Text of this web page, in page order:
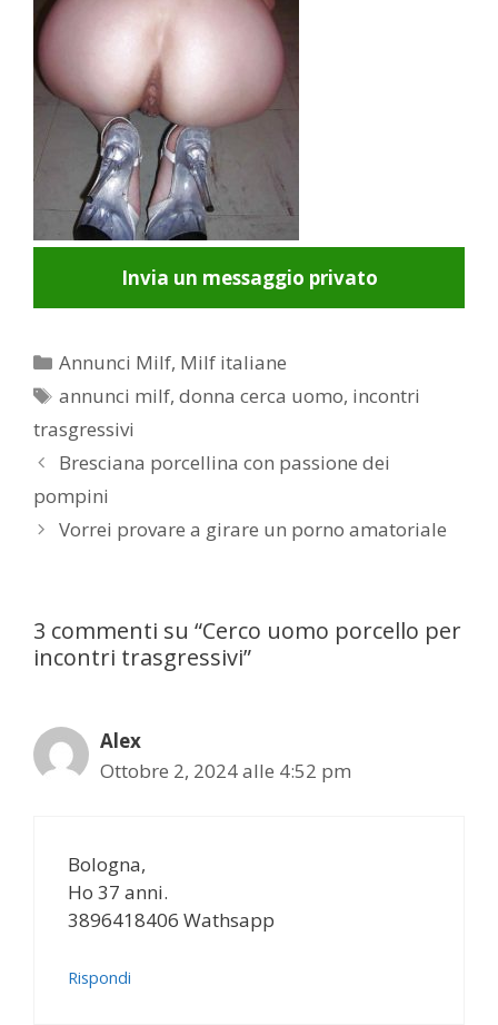
Invia un messaggio privato
Categorie
Annunci Milf, Milf italiane
Tag
annunci milf,donna cerca uomo, incontri
trasgressivi
Post
navigation
Bresciana porcellina con passione dei
pompini
Vorrei provare a girare un porno amatoriale
3 commenti su “Cerco uomo porcello per
incontri trasgressivi”
Alex
Ottobre 2, 2024 alle 4:52 pm
Bologna,
Ho 37 anni.
3896418406 Wathsapp
Rispondi